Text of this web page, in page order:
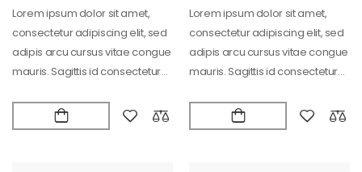
Lorem ipsum dolor sit amet,
consectetur adipiscing elit, sed
adipis arcu cursus vitae congue
mauris. Sagittis id consectetur
Lorem ipsum dolor sit amet,
consectetur adipiscing elit, sed
adipis arcu cursus vitae congue
mauris. Sagittis id consectetur